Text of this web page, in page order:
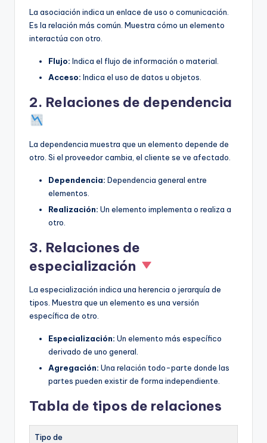
La asociación indica un enlace de uso o comunicación.
Es la relación más común. Muestra cómo un elemento
interactúa con otro.
Flujo: Indica el flujo de información o material.
Acceso: Indica el uso de datos u objetos.
2. Relaciones de dependencia
La dependencia muestra que un elemento depende de
otro. Si el proveedor cambia, el cliente se ve afectado.
Dependencia: Dependencia general entre
elementos.
Realización: Un elemento implementa o realiza a
otro.
3. Relaciones de
especialización
La especialización indica una herencia o jerarquía de
tipos. Muestra que un elemento es una versión
específica de otro.
Especialización: Un elemento más específico
derivado de uno general.
Agregación: Una relación todo-parte donde las
partes pueden existir de forma independiente.
Tabla de tipos de relaciones
Tipo de